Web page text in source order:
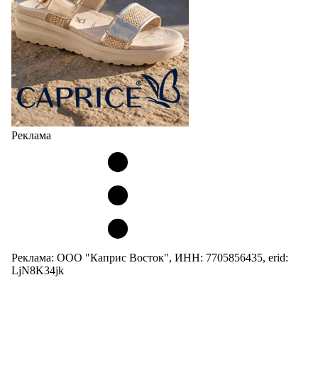
Реклама
Реклама: ООО "Каприс Восток", ИНН: 7705856435, erid:
LjN8K34jk